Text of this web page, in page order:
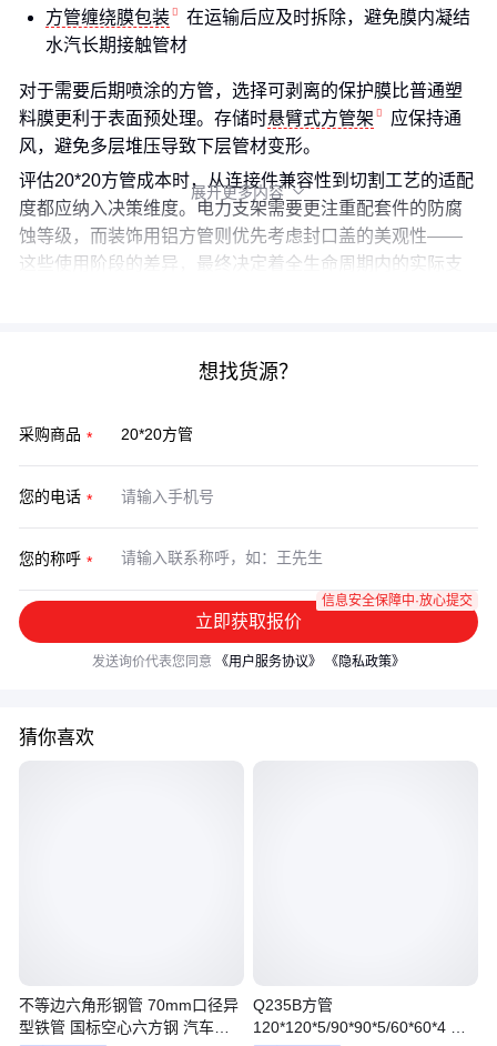
方管缠绕膜包装
在运输后应及时拆除，避免膜内凝结
水汽长期接触管材
对于需要后期喷涂的方管，选择可剥离的保护膜比普通塑
料膜更利于表面预处理。存储时悬臂式方管架
应保持通
风，避免多层堆压导致下层管材变形。
评估20*20方管成本时，从连接件兼容性到切割工艺的适配
度都应纳入决策维度。电力支架需要更注重配套件的防腐
蚀等级，而装饰用铝方管则优先考虑封口盖的美观性——
这些使用阶段的差异，最终决定着全生命周期内的实际支
展开更多内容 
想找货源？
采购商品
您的电话
您的称呼
立即获取报价
信息安全保障中·放心提交
发送询价代表您同意 《用户服务协议》 《隐私政策》
猜你喜欢
不等边六角形钢管 70mm口径异
型铁管 国标空心六方钢 汽车配
Q235B方管
120*120*5/90*90*5/60*60*4 方